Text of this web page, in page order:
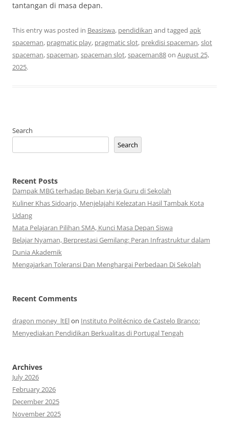
tantangan di masa depan.
This entry was posted in Beasiswa, pendidikan and tagged apk
spaceman, pragmatic play, pragmatic slot, prekdisi spaceman,slot
spaceman,spaceman,spaceman slot,spaceman88on August 25,
2025.
Search
Search
Recent Posts
Dampak MBG terhadap Beban Kerja Guru di Sekolah
Kuliner Khas Sidoarjo, Menjelajahi Kelezatan Hasil Tambak Kota
Udang
Mata Pelajaran Pilihan SMA, Kunci Masa Depan Siswa
Belajar Nyaman, Berprestasi Gemilang: Peran Infrastruktur dalam
Dunia Akademik
Mengajarkan Toleransi Dan Menghargai Perbedaan Di Sekolah
Recent Comments
dragon money_ltElon Instituto Politécnico de Castelo Branco:
Menyediakan Pendidikan Berkualitas di Portugal Tengah
Archives
July 2026
February 2026
December 2025
November 2025